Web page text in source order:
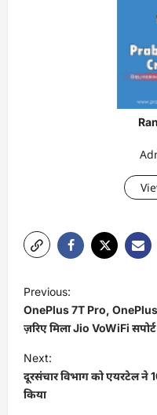
o
s
t
n
a
Previous:
OnePlus 7T Pro,
ज़रिए मिला Jio VoWiFi सपोर्ट
Next:
दूरसंचार विभाग को एयरटेल
किया